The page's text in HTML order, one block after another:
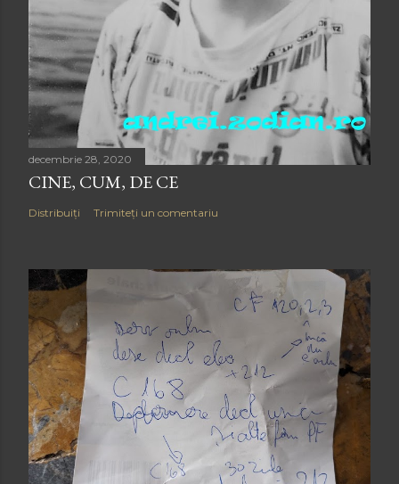
decembrie 28, 2020
CINE, CUM, DE CE
Distribuiți Trimiteți un comentariu